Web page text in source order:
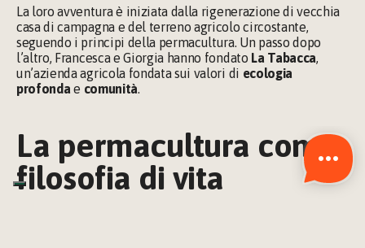
La loro avventura è iniziata dalla rigenerazione di vecchia
casa di campagna e del terreno agricolo circostante,
seguendo i principi della permacultura. Un passo dopo
l’altro, Francesca e Giorgia hanno fondato La Tabacca,
un’azienda agricola fondata sui valori di ecologia
profonda e comunità.
La permacultura come
filosofia di vita